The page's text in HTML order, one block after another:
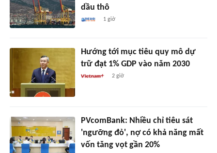
dầu thô
1 giờ
Hướng tới mục tiêu quy mô dự
trữ đạt 1% GDP vào năm 2030
2 giờ
PVcomBank: Nhiều chỉ tiêu sát
'ngưỡng đỏ', nợ có khả năng mất
vốn tăng vọt gần 20%